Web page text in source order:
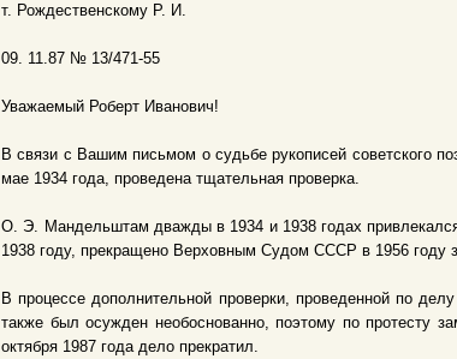
т. Рождественскому Р. И.
09. 11.87 № 13/471-55
Уважаемый Роберт Иванович!
В связи с Вашим письмом о судьбе рукописей советского
мае 1934 года, проведена тщательная проверка.
О. Э. Мандельштам дважды в 1934 и 1938 годах
1938 году, прекращено Верховным Судом СССР в 1956 году
В процессе дополнительной проверки, проведенной по
также был осужден необоснованно, поэтому по протесту
октября 1987 года дело прекратил.